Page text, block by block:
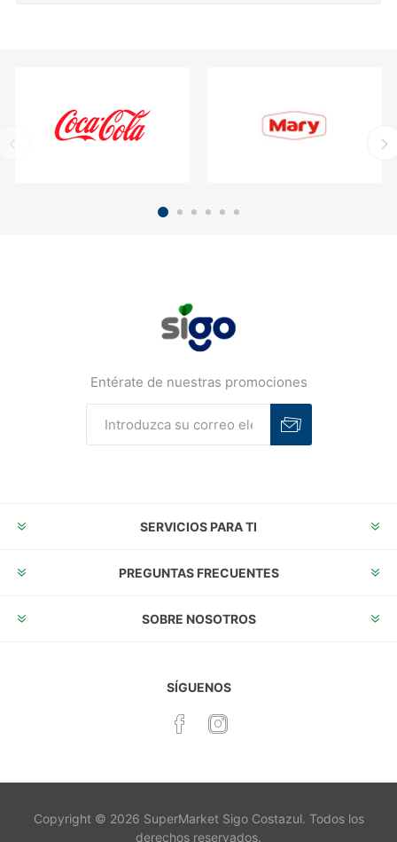
Entérate de nuestras promociones
SERVICIOS PARA TI
PREGUNTAS FRECUENTES
SOBRE NOSOTROS
SÍGUENOS
Copyright © 2026 SuperMarket Sigo Costazul. Todos los
derechos reservados.